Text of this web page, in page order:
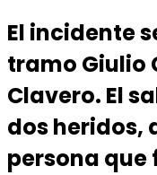
El incidente
tramo Giulio
Clavero. El
dos heridos,
persona que